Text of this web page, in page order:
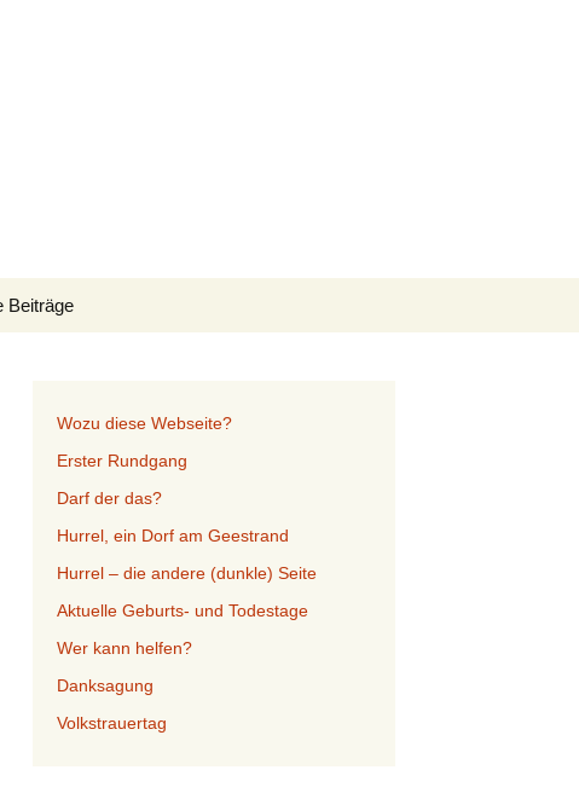
Beiträge
Wozu diese Webseite?
Erster Rundgang
Darf der das?
Hurrel, ein Dorf am Geestrand
Hurrel – die andere (dunkle) Seite
Aktuelle Geburts- und Todestage
Wer kann helfen?
Danksagung
Volkstrauertag